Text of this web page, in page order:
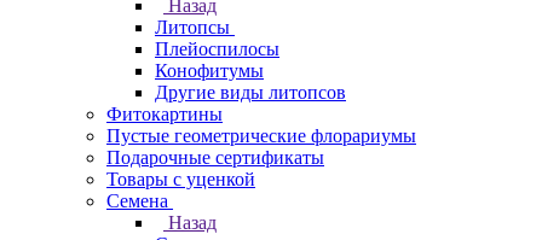
Назад
Литопсы
Плейоспилосы
Конофитумы
Другие виды литопсов
Фитокартины
Пустые геометрические флорариумы
Подарочные сертификаты
Товары с уценкой
Семена
Назад